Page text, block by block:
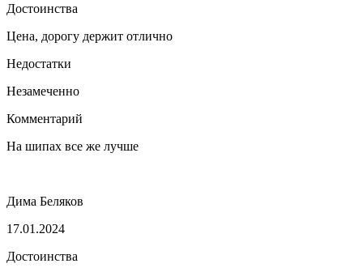
Достоинства
Цена, дорогу держит отлично
Недостатки
Незамеченно
Комментарий
На шипах все же лучше
Дима Беляков
17.01.2024
Достоинства